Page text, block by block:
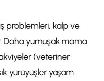
problemleri, kalp ve
Daha yumuşak mama
(veteriner
yürüyüşler yaşam